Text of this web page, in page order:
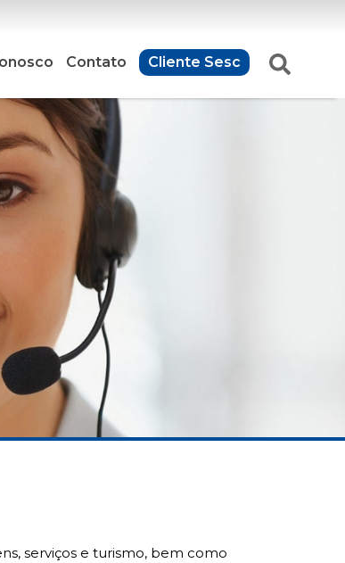
Contato Cliente Sesc
serviços e turismo, bem como